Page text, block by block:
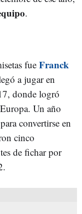
.
fue Franck
a jugar en
donde logró
Un año
para convertirse en
cinco
de fichar por